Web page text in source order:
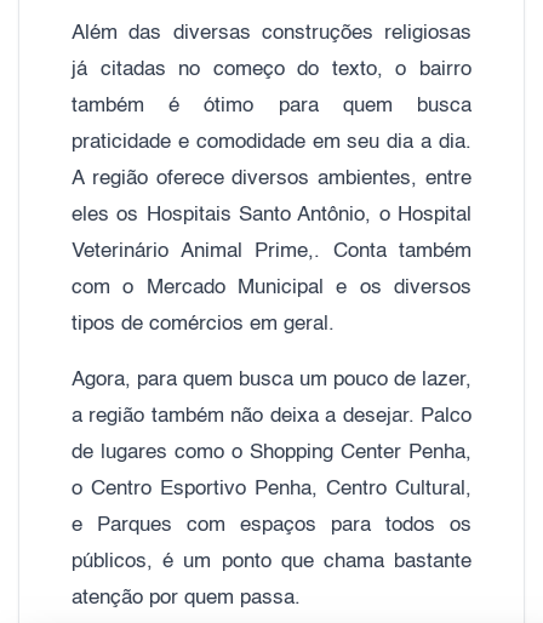
Além das diversas construções religiosas
já citadas no começo do texto, o bairro
também é ótimo para quem busca
praticidade e comodidade em seu dia a dia.
A região oferece diversos ambientes, entre
eles os Hospitais Santo Antônio, o Hospital
Veterinário Animal Prime,. Conta também
com o Mercado Municipal e os diversos
tipos de comércios em geral.
Agora, para quem busca um pouco de lazer,
a região também não deixa a desejar. Palco
de lugares como o Shopping Center Penha,
o Centro Esportivo Penha, Centro Cultural,
e Parques com espaços para todos os
públicos, é um ponto que chama bastante
atenção por quem passa.